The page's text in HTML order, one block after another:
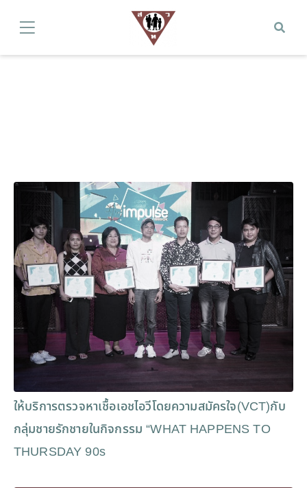
ให้บริการตรวจหาเชื้อเอชไอวีโดยความสมัครใจ(VCT)กับ
กลุ่มชายรักชายในกิจกรรม “WHAT HAPPENS TO
THURSDAY 90s